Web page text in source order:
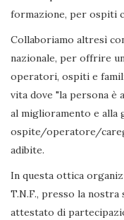
formazione, per ospiti
Collaboriamo altresì
nazionale, per offrire
operatori, ospiti e
vita dove "la persona è
al miglioramento e alla
ospite/operatore/
adibite.
In questa ottica
T.N.F., presso la nostra
attestato di